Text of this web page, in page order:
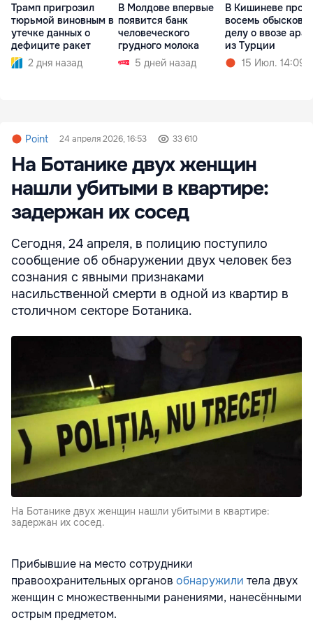
Трамп пригрозил
тюрьмой виновным в
утечке данных о
дефиците ракет
2 дня назад
В Молдове впервые
появится банк
человеческого
грудного молока
5 дней назад
В Кишиневе
восемь обысков
делу о ввозе
из Турции
15 Июл. 14:09
Point 24 апреля 2026, 16:53 33 610
На Ботанике двух женщин
нашли убитыми в квартире:
задержан их сосед
Сегодня, 24 апреля, в полицию поступило
сообщение об обнаружении двух человек без
сознания с явными признаками
насильственной смерти в одной из квартир в
столичном секторе Ботаника.
На Ботанике двух женщин нашли убитыми в квартире:
задержан их сосед.
Прибывшие на место сотрудники
правоохранительных органов обнаружили тела двух
женщин с множественными ранениями, нанесёнными
острым предметом.